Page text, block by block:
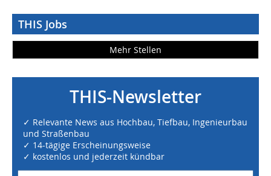
THIS Jobs
Mehr Stellen
THIS-Newsletter
✓ Relevante News aus Hochbau, Tiefbau, Ingenieurbau
und Straßenbau
✓ 14-tägige Erscheinungsweise
✓ kostenlos und jederzeit kündbar